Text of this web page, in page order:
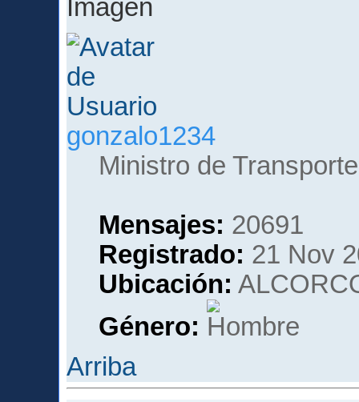
gonzalo1234
Ministro de Transporte
Mensajes: 20691
Registrado: 21 Nov
Ubicación:
Género:
Arriba